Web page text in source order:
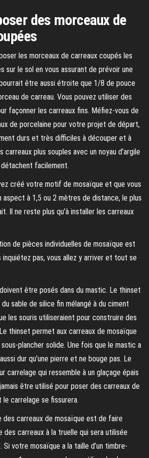
des morceaux de
les morceaux de carreaux coupés les
sur le sol en vous assurant de prévoir une
être aussi étroite que 1/8 de pouce
de carreau. Vous pouvez utiliser des
façonner les carreaux fins. Méfiez-vous de
de porcelaine pour votre projet de départ,
durs et très difficiles à découper et à
carreaux plus souples avec un noyau d’argile
facilement.
créé votre motif de mosaïque et que vous
à 1,5 ou 2 mètres de distance, le plus
Il ne reste plus qu’à installer les carreaux
de pièces individuelles de mosaïque est
inquiétez pas, vous allez y arriver et tout se
être posés dans du mastic. Le thinset
sable de silice fin mélangé à du ciment
les souris utiliseraient pour construire des
thinset permet aux carreaux de mosaïque
plancher solide. Une fois que le mastic a
dur qu’une pierre et ne bouge pas. Le
carrelage qui ressemble à un glaçage épais
être utilisé pour poser des carreaux de
carrelage se fissurera.
carreaux de mosaïque est de faire
des carreaux à la truelle qui sera utilisée
votre mosaïque a la taille d’un timbre-